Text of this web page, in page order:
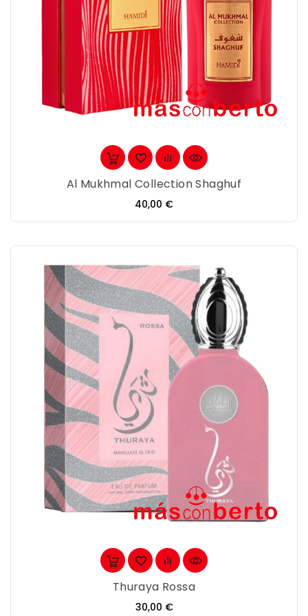
Al Mukhmal Collection Shaghuf
Precio
40,00 €
Thuraya Rossa
Precio
30,00 €